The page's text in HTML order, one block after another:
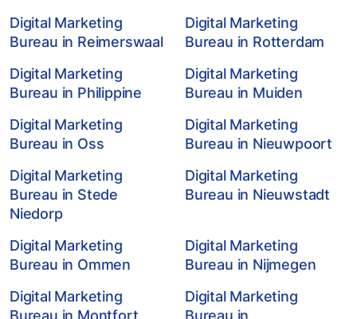
Digital Marketing
Bureau in Reimerswaal
Digital Marketing
Bureau in Rotterdam
Digital Marketing
Bureau in Philippine
Digital Marketing
Bureau in Muiden
Digital Marketing
Bureau in Oss
Digital Marketing
Bureau in Nieuwpoort
Digital Marketing
Bureau in Stede
Niedorp
Digital Marketing
Bureau in Nieuwstadt
Digital Marketing
Bureau in Ommen
Digital Marketing
Bureau in Nijmegen
Digital Marketing
Bureau in Montfort
Digital Marketing
Bureau in